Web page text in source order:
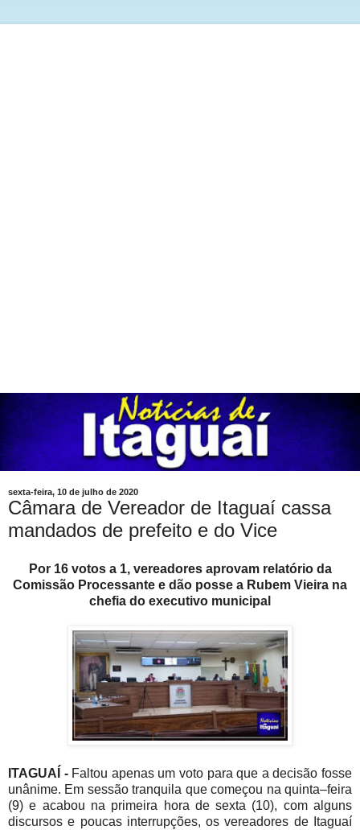
sexta-feira, 10 de julho de 2020
Câmara de Vereador de Itaguaí cassa
mandados de prefeito e do Vice
Por 16 votos a 1, vereadores aprovam relatório da
Comissão Processante e dão posse a Rubem Vieira na
chefia do executivo municipal
ITAGUAÍ - Faltou apenas um voto para que a decisão fosse
unânime. Em sessão tranquila que começou na quinta–feira
(9) e acabou na primeira hora de sexta (10), com alguns
discursos e poucas interrupções, os vereadores de Itaguaí